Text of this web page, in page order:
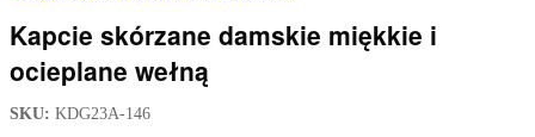
Kapcie skórzane damskie miękkie i
ocieplane wełną
SKU: KDG23A-146